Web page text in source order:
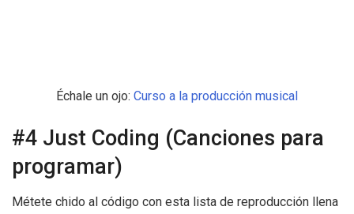
Échale un ojo: Curso a la producción musical
#4 Just Coding (Canciones para
programar)
Métete chido al código con esta lista de reproducción llena